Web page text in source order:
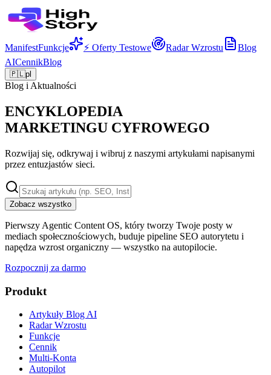
ManifestFunkcje ⚡ Oferty Testowe Radar Wzrostu
Blog
AICennikBlog
🇵🇱pl
Blog i Aktualności
ENCYKLOPEDIA
MARKETINGU CYFROWEGO
Rozwijaj się, odkrywaj i wibruj z naszymi artykułami napisanymi
przez entuzjastów sieci.
Zobacz wszystko
Pierwszy Agentic Content OS, który tworzy Twoje posty w
mediach społecznościowych, buduje pipeline SEO autorytetu i
napędza wzrost organiczny — wszystko na autopilocie.
Rozpocznij za darmo
Produkt
Artykuły Blog AI
Radar Wzrostu
Funkcje
Cennik
Multi-Konta
Autopilot